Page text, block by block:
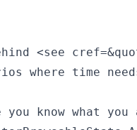
<see
where time
you know what